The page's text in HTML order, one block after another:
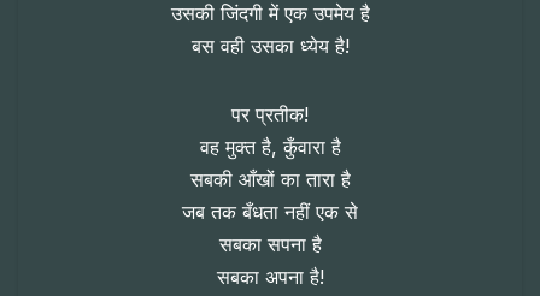
उसकी जिंदगी में एक उपमेय है
बस वही उसका ध्येय है!
पर प्रतीक!
वह मुक्त है, कुँवारा है
सबकी आँखों का तारा है
जब तक बँधता नहीं एक से
सबका सपना है
सबका अपना है!